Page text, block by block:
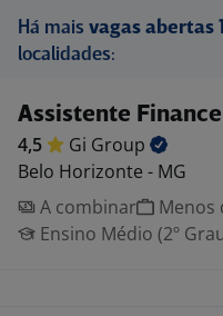
Há mais vagas abertas
localidades:
Assistente
4,5 Gi Group
Belo Horizonte - MG
A combinar
Menos
Ensino Médio (2º